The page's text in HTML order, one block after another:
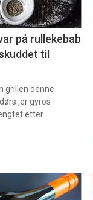
på rullekebab
til
grillen denne
,er gyros
etter.